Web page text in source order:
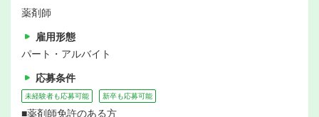
薬剤師
雇用形態
パート・アルバイト
応募条件
未経験者も応募可能 新卒も応募可能
■薬剤師免許のある方